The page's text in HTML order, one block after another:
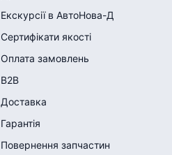
Екскурсії в АвтоНова-Д
Сертифікати якості
Оплата замовлень
B2B
Доставка
Гарантія
Повернення запчастин